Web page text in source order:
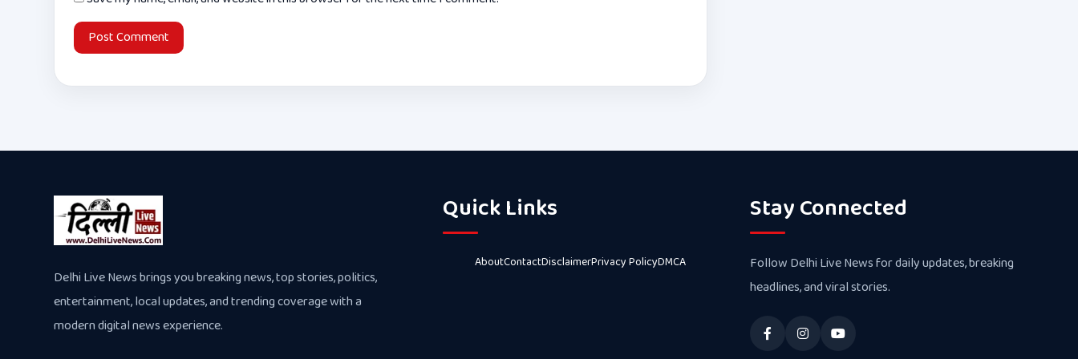
Delhi Live News brings you breaking news, top stories, politics,
entertainment, local updates, and trending coverage with a
modern digital news experience.
Quick Links
AboutContactDisclaimerPrivacy PolicyDMCA
Stay Connected
Follow Delhi Live News for daily updates, breaking
headlines, and viral stories.